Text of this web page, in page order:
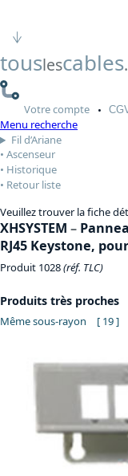
touslescables
Votrecompte
Menu recherche
Fil d’Ariane
Ascenseur
Historique
Retour liste
Veuillez trouver la fiche
XHSYSTEM –
RJ45 Keystone,
Produit 1028(réf. TLC)
Produits très proches
Même sous-rayon [ 19 ]